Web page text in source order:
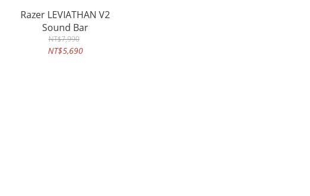
Razer LEVIATHAN V2
Sound Bar
NT$7,990
NT$5,690